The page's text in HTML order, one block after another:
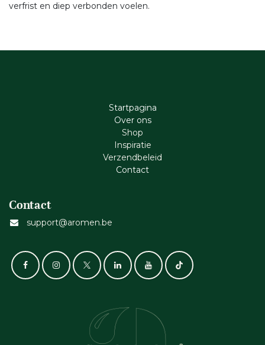
verfrist en diep verbonden voelen.
Startpagina
Ove​r​ ons
Shop
Inspiratie
Verzendbeleid
Cont​act
Contact
support@aromen.be